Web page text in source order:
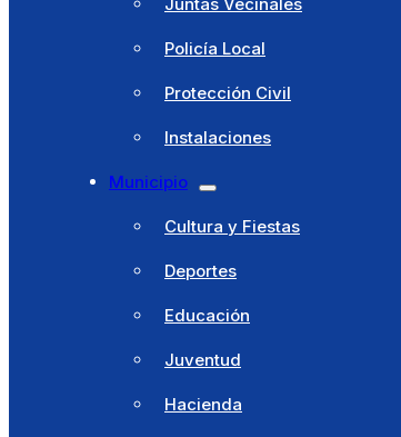
Cultura y Fiestas
Deportes
Educación
Juventud
Hacienda
Residencia El Santo
Pibasa
Punto Limpio
Otros Servicios
Trámites
Policía Local
Protección Civil
Instalaciones
Municipio
Cultura y Fiestas
Deportes
Educación
Juventud
Hacienda